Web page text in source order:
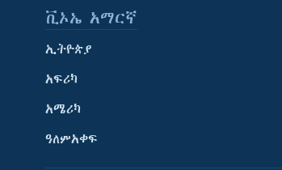
ቪኦኤ አማርኛ
ኢትዮጵያ
አፍሪካ
አሜሪካ
ዓለምአቀፍ